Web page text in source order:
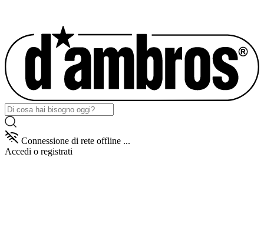
Connessione di rete offline ...
Accedi o registrati